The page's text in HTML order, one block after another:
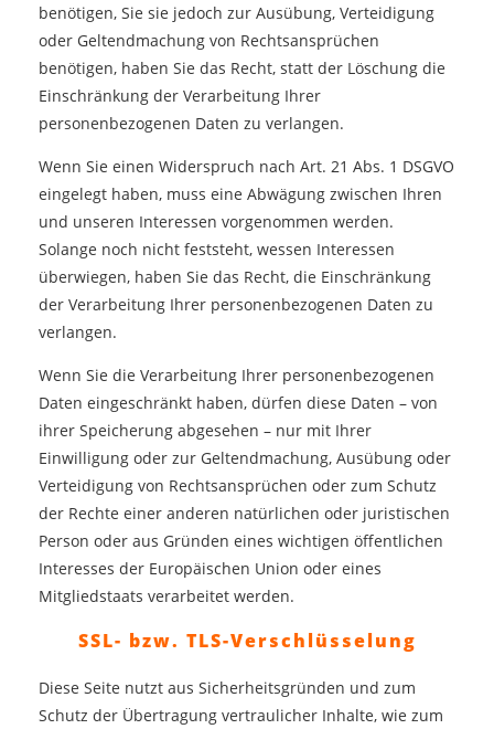
benötigen, Sie sie jedoch zur Ausübung, Verteidigung
oder Geltendmachung von Rechtsansprüchen
benötigen, haben Sie das Recht, statt der Löschung die
Einschränkung der Verarbeitung Ihrer
personenbezogenen Daten zu verlangen.
Wenn Sie einen Widerspruch nach Art. 21 Abs. 1 DSGVO
eingelegt haben, muss eine Abwägung zwischen Ihren
und unseren Interessen vorgenommen werden.
Solange noch nicht feststeht, wessen Interessen
überwiegen, haben Sie das Recht, die Einschränkung
der Verarbeitung Ihrer personenbezogenen Daten zu
verlangen.
Wenn Sie die Verarbeitung Ihrer personenbezogenen
Daten eingeschränkt haben, dürfen diese Daten – von
ihrer Speicherung abgesehen – nur mit Ihrer
Einwilligung oder zur Geltendmachung, Ausübung oder
Verteidigung von Rechtsansprüchen oder zum Schutz
der Rechte einer anderen natürlichen oder juristischen
Person oder aus Gründen eines wichtigen öffentlichen
Interesses der Europäischen Union oder eines
Mitgliedstaats verarbeitet werden.
SSL- bzw. TLS-Verschlüsselung
Diese Seite nutzt aus Sicherheitsgründen und zum
Schutz der Übertragung vertraulicher Inhalte, wie zum